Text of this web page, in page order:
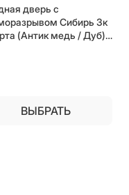
дверь с
Сибирь 3к
(Антик медь / Дуб)
ВЫБРАТЬ